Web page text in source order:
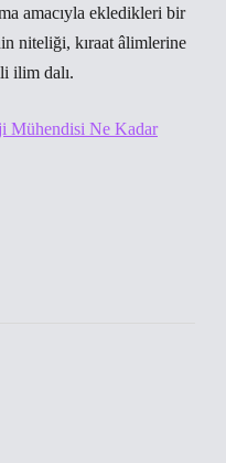
amacıyla ekledikleri bir
niteliği, kıraat âlimlerine
ilim dalı.
Mühendisi Ne Kadar